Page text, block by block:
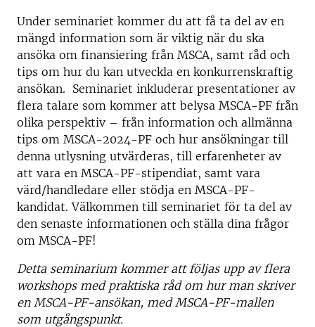
Under seminariet kommer du att få ta del av en
mängd information som är viktig när du ska
ansöka om finansiering från MSCA, samt råd och
tips om hur du kan utveckla en konkurrenskraftig
ansökan. Seminariet inkluderar presentationer av
flera talare som kommer att belysa MSCA-PF från
olika perspektiv – från information och allmänna
tips om MSCA-2024-PF och hur ansökningar till
denna utlysning utvärderas, till erfarenheter av
att vara en MSCA-PF-stipendiat, samt vara
värd/handledare eller stödja en MSCA-PF-
kandidat. Välkommen till seminariet för ta del av
den senaste informationen och ställa dina frågor
om MSCA-PF!
Detta seminarium kommer att följas upp av flera
workshops med praktiska råd om hur man skriver
en MSCA-PF-ansökan, med MSCA-PF-mallen
som utgångspunkt.